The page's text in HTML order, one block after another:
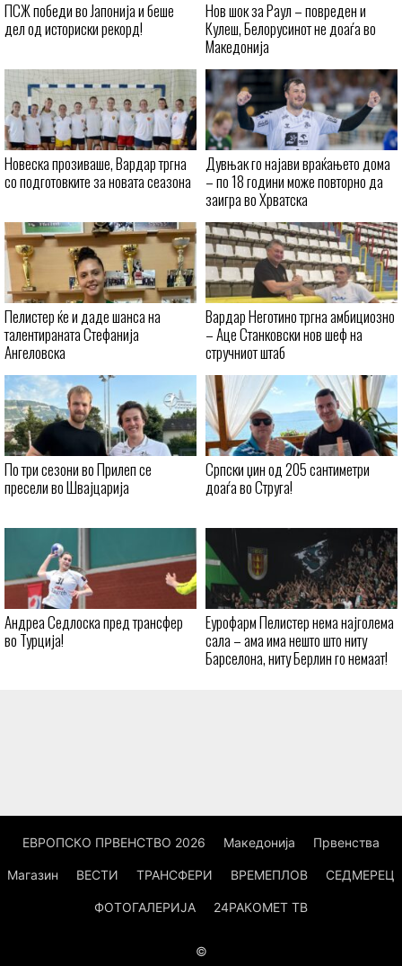
ПСЖ победи во Јапонија и беше
дел од историски рекорд!
Нов шок за Раул – повреден и
Кулеш, Белорусинот не доаѓа во
Македонија
Новеска прозиваше, Вардар тргна
со подготовките за новата сеазона
Дувњак го најави враќањето дома
– по 18 години може повторно да
заигра во Хрватска
Пелистер ќе и даде шанса на
талентираната Стефанија
Ангеловска
Вардар Неготино тргна амбициозно
– Аце Станковски нов шеф на
стручниот штаб
По три сезони во Прилеп се
пресели во Швајцарија
Српски џин од 205 сантиметри
доаѓа во Струга!
Андреа Седлоска пред трансфер
во Турција!
Еурофарм Пелистер нема најголема
сала – ама има нешто што ниту
Барселона, ниту Берлин го немаат!
ЕВРОПСКО ПРВЕНСТВО 2026 Македонија Првенства
Магазин ВЕСТИ ТРАНСФЕРИ ВРЕМЕПЛОВ СЕДМЕРЕЦ
ФОТОГАЛЕРИЈА 24РАКОМЕТ ТВ
©